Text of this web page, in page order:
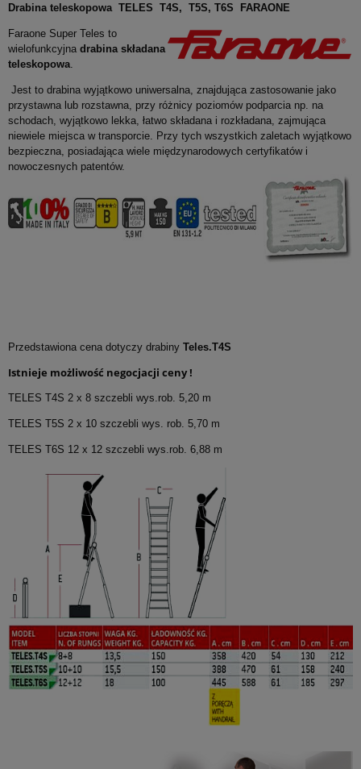
Drabina teleskopowa TELES T4S, T5S, T6S FARAONE
Faraone Super Teles to
wielofunkcyjna drabina składana
teleskopowa
Jest to drabina wyjątkowo uniwersalna, znajdująca zastosowanie jako
przystawna lub rozstawna, przy różnicy poziomów podparcia np. na
schodach, wyjątkowo lekka, łatwo składana i rozkładana, zajmująca
niewiele miejsca w transporcie. Przy tych wszystkich zaletach wyjątkowo
bezpieczna, posiadająca wiele międzynarodowych certyfikatów i
nowoczesnych patentów.
Przedstawiona cena dotyczy drabiny Teles.T4S
Istnieje możliwość negocjacji ceny !
TELES T4S 2 x 8 szczebli wys.rob. 5,20 m
TELES T5S 2 x 10 szczebli wys. rob. 5,70 m
TELES T6S 12 x 12 szczebli wys.rob. 6,88 m